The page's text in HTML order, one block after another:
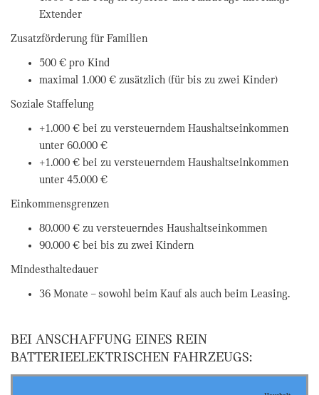
Extender
Zusatzförderung für Familien
500 € pro Kind
maximal 1.000 € zusätzlich (für bis zu zwei Kinder)
Soziale Staffelung
+1.000 € bei zu versteuerndem Haushaltseinkommen
unter 60.000 €
+1.000 € bei zu versteuerndem Haushaltseinkommen
unter 45.000 €
Einkommensgrenzen
80.000 € zu versteuerndes Haushaltseinkommen
90.000 € bei bis zu zwei Kindern
Mindesthaltedauer
36 Monate – sowohl beim Kauf als auch beim Leasing.
BEI ANSCHAFFUNG EINES REIN
BATTERIEELEKTRISCHEN FAHRZEUGS: